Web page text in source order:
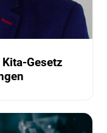
Gesetz